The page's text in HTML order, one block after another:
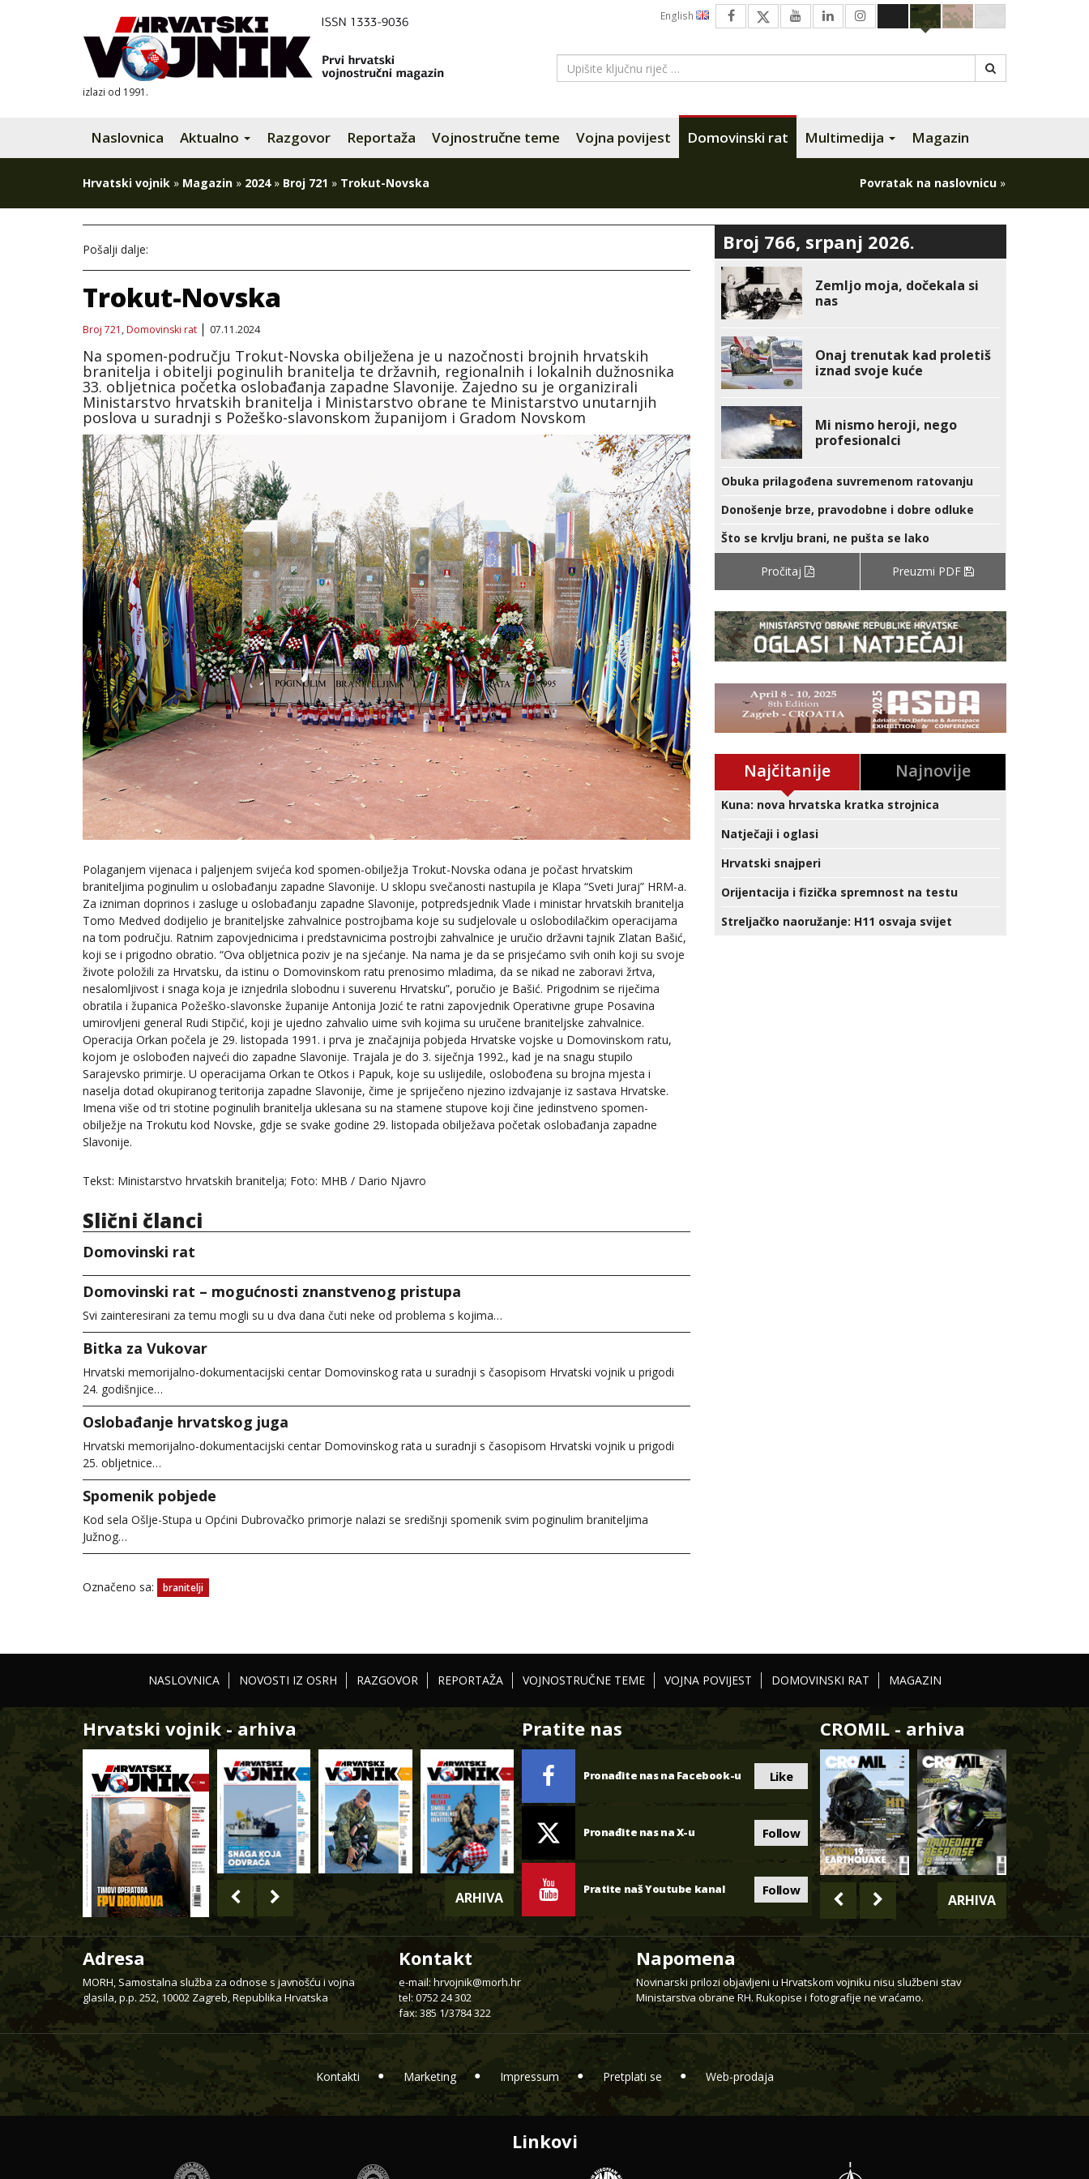
izlazi od 1991.
English
Naslovnica Aktualno Razgovor Reportaža Vojnostručne teme Vojna povijest Domovinski rat Multimedija Magazin
Hrvatski vojnik » Magazin » 2024» Broj 721 » Trokut-Novska Povratak na naslovnicu »
Pošalji dalje:
Trokut-Novska
Broj 721 ,Domovinski rat 07.11.2024
Na spomen-području Trokut-Novska obilježena je u nazočnosti brojnih hrvatskih
branitelja i obitelji poginulih branitelja te državnih, regionalnih i lokalnih dužnosnika
33. obljetnica početka oslobađanja zapadne Slavonije. Zajedno su je organizirali
Ministarstvo hrvatskih branitelja i Ministarstvo obrane te Ministarstvo unutarnjih
poslova u suradnji s Požeško-slavonskom županijom i Gradom Novskom
Polaganjem vijenaca i paljenjem svijeća kod spomen-obilježja Trokut-Novska odana je počast hrvatskim
braniteljima poginulim u oslobađanju zapadne Slavonije. U sklopu svečanosti nastupila je Klapa “Sveti Juraj” HRM-a.
Za izniman doprinos i zasluge u oslobađanju zapadne Slavonije, potpredsjednik Vlade i ministar hrvatskih branitelja
Tomo Medved dodijelio je braniteljske zahvalnice postrojbama koje su sudjelovale u oslobodilačkim operacijama
na tom području. Ratnim zapovjednicima i predstavnicima postrojbi zahvalnice je uručio državni tajnik Zlatan Bašić,
koji se i prigodno obratio. “Ova obljetnica poziv je na sjećanje. Na nama je da se prisjećamo svih onih koji su svoje
živote položili za Hrvatsku, da istinu o Domovinskom ratu prenosimo mladima, da se nikad ne zaboravi žrtva,
nesalomljivost i snaga koja je iznjedrila slobodnu i suverenu Hrvatsku”, poručio je Bašić. Prigodnim se riječima
obratila i županica Požeško-slavonske županije Antonija Jozić te ratni zapovjednik Operativne grupe Posavina
umirovljeni general Rudi Stipčić, koji je ujedno zahvalio uime svih kojima su uručene braniteljske zahvalnice.
Operacija Orkan počela je 29. listopada 1991. i prva je značajnija pobjeda Hrvatske vojske u Domovinskom ratu,
kojom je oslobođen najveći dio zapadne Slavonije. Trajala je do 3. siječnja 1992., kad je na snagu stupilo
Sarajevsko primirje. U operacijama Orkan te Otkos i Papuk, koje su uslijedile, oslobođena su brojna mjesta i
naselja dotad okupiranog teritorija zapadne Slavonije, čime je spriječeno njezino izdvajanje iz sastava Hrvatske.
Imena više od tri stotine poginulih branitelja uklesana su na stamene stupove koji čine jedinstveno spomen-
obilježje na Trokutu kod Novske, gdje se svake godine 29. listopada obilježava početak oslobađanja zapadne
Slavonije.
Tekst: Ministarstvo hrvatskih branitelja; Foto: MHB / Dario Njavro
Slični članci
Domovinski rat
Domovinski rat – mogućnosti znanstvenog pristupa
Svi zainteresirani za temu mogli su u dva dana čuti neke od problema s kojima…
Bitka za Vukovar
Hrvatski memorijalno-dokumentacijski centar Domovinskog rata u suradnji s časopisom Hrvatski vojnik u prigodi
24. godišnjice…
Oslobađanje hrvatskog juga
Hrvatski memorijalno-dokumentacijski centar Domovinskog rata u suradnji s časopisom Hrvatski vojnik u prigodi
25. obljetnice…
Spomenik pobjede
Kod sela Ošlje-Stupa u Općini Dubrovačko primorje nalazi se središnji spomenik svim poginulim braniteljima
Južnog…
Označeno sa: branitelji
Broj 766, srpanj 2026.
Zemljo moja, dočekala si
nas
Onaj trenutak kad proletiš
iznad svoje kuće
Mi nismo heroji, nego
profesionalci
Obuka prilagođena suvremenom ratovanju
Donošenje brze, pravodobne i dobre odluke
Što se krvlju brani, ne pušta se lako
Pročitaj Preuzmi PDF
Najčitanije Najnovije
Kuna: nova hrvatska kratka strojnica
Natječaji i oglasi
Hrvatski snajperi
Orijentacija i fizička spremnost na testu
Streljačko naoružanje: H11 osvaja svijet
NASLOVNICA NOVOSTI IZ OSRH RAZGOVOR REPORTAŽA VOJNOSTRUČNE TEME VOJNA POVIJEST DOMOVINSKI RAT MAGAZIN
Hrvatski vojnik - arhiva
ARHIVA
Pratite nas
Pronađite nas na Facebook-u Like
Pronađite nas na X-u Follow
Pratite naš Youtube kanal Follow
CROMIL - arhiva
ARHIVA
Adresa
MORH, Samostalna služba za odnose s javnošću i vojna
glasila, p.p. 252, 10002 Zagreb, Republika Hrvatska
Kontakt
e-mail:hrvojnik@morh.hr
tel: 0752 24 302
fax: 385 1/3784 322
Napomena
Novinarski prilozi objavljeni u Hrvatskom vojniku nisu službeni stav
Ministarstva obrane RH. Rukopise i fotografije ne vraćamo.
Kontakti Marketing Impressum Pretplati se Web-prodaja
Linkovi